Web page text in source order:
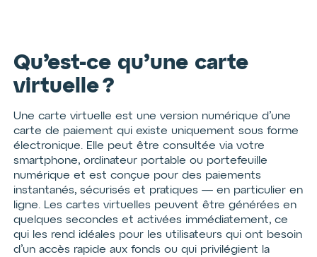
Qu’est-ce qu’une carte
virtuelle ?
Une carte virtuelle est une version numérique d’une
carte de paiement qui existe uniquement sous forme
électronique. Elle peut être consultée via votre
smartphone, ordinateur portable ou portefeuille
numérique et est conçue pour des paiements
instantanés, sécurisés et pratiques — en particulier en
ligne. Les cartes virtuelles peuvent être générées en
quelques secondes et activées immédiatement, ce
qui les rend idéales pour les utilisateurs qui ont besoin
d’un accès rapide aux fonds ou qui privilégient la